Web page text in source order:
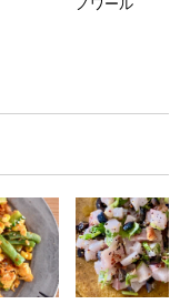
ノワール